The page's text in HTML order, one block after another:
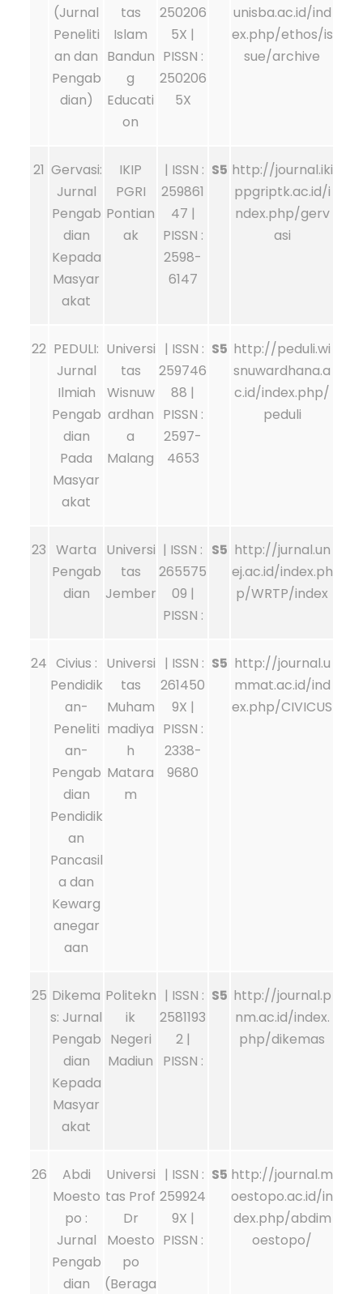
(Jurnal
Peneliti
an dan
Pengab
dian)
tas
Islam
Bandun
g
Educati
on
250206
5X |
PISSN :
250206
5X
unisba.ac.id/ind
ex.php/ethos/is
sue/archive
21 Gervasi:
Jurnal
Pengab
dian
Kepada
Masyar
akat
IKIP
PGRI
Pontian
ak
| ISSN :
259861
47 |
PISSN :
2598-
6147
S5 http://journal.iki
ppgriptk.ac.id/i
ndex.php/gerv
asi
22 PEDULI:
Jurnal
Ilmiah
Pengab
dian
Pada
Masyar
akat
Universi
tas
Wisnuw
ardhan
a
Malang
| ISSN :
259746
88 |
PISSN :
2597-
4653
S5 http://peduli.wi
snuwardhana.a
c.id/index.php/
peduli
23 Warta
Pengab
dian
Universi
tas
Jember
| ISSN :
265575
09 |
PISSN :
S5 http://jurnal.un
ej.ac.id/index.ph
p/WRTP/index
24 Civius :
Pendidik
an-
Peneliti
an-
Pengab
dian
Pendidik
an
Pancasil
a dan
Kewarg
anegar
aan
Universi
tas
Muham
madiya
h
Matara
m
| ISSN :
261450
9X |
PISSN :
2338-
9680
S5 http://journal.u
mmat.ac.id/ind
ex.php/CIVICUS
25 Dikema
s: Jurnal
Pengab
dian
Kepada
Masyar
akat
Politekn
ik
Negeri
Madiun
| ISSN :
2581193
2 |
PISSN :
S5 http://journal.p
nm.ac.id/index.
php/dikemas
26
Abdi
Moesto
po :
Jurnal
Pengab
dian
Universi
tas Prof
Dr
Moesto
po
(Beraga
| ISSN :
259924
9X |
PISSN :
S5 http://journal.m
oestopo.ac.id/in
dex.php/abdim
oestopo/